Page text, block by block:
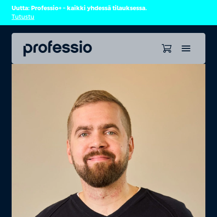
Uutta: Professio+ – kaikki yhdessä tilauksessa.
Tutustu